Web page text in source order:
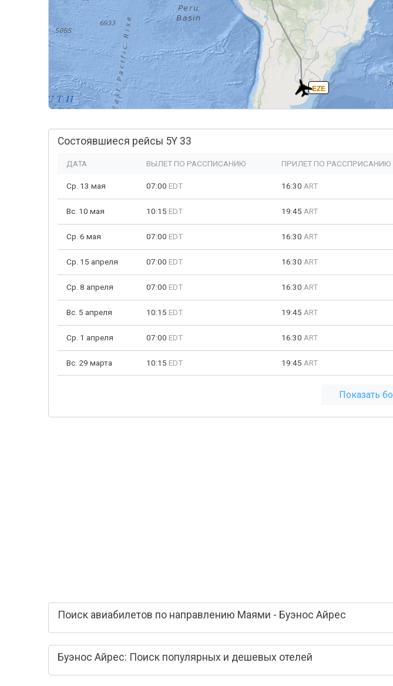
EZE
Состоявшиеся рейсы 5Y 33
ДАТА ВЫЛЕТ ПО РАССПИСАНИЮ ПРИЛЕТ ПО РАССПРИСАНИЮ
Ср. 13 мая 07:00 EDT 16:30 ART
Вс. 10 мая 10:15 EDT 19:45 ART
Ср. 6 мая 07:00 EDT 16:30 ART
Ср. 15 апреля 07:00 EDT 16:30 ART
Ср. 8 апреля 07:00 EDT 16:30 ART
Вс. 5 апреля 10:15 EDT 19:45 ART
Ср. 1 апреля 07:00 EDT 16:30 ART
Вс. 29 марта 10:15 EDT 19:45 ART
Показать
Поиск авиабилетов по направлению Маями - Буэнос Айрес
Буэнос Айрес: Поиск популярных и дешевых отелей